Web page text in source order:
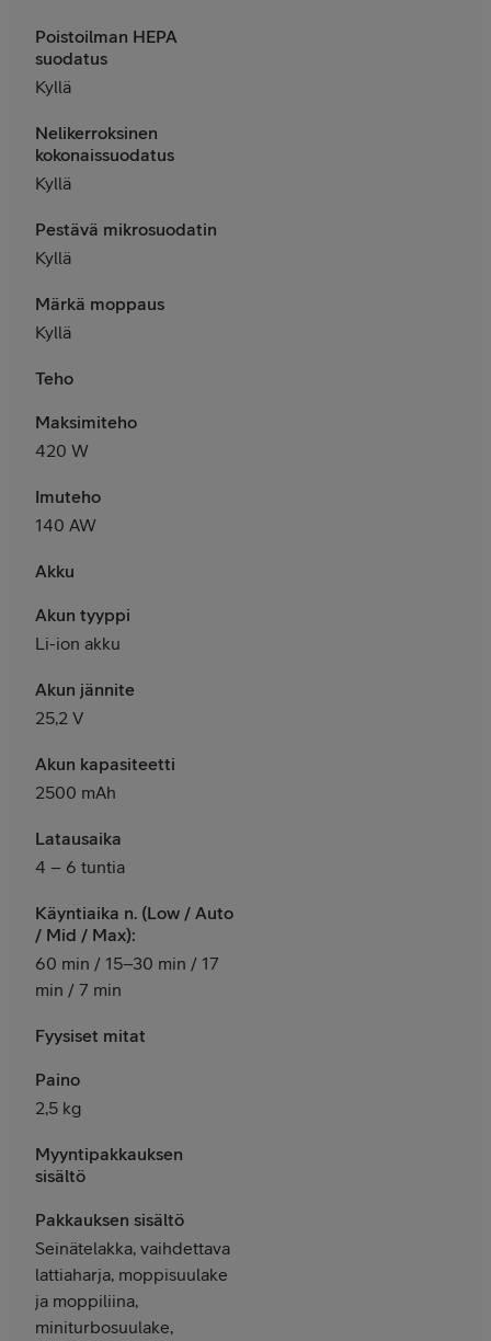
Poistoilman HEPA
suodatus
Kyllä
Nelikerroksinen
kokonaissuodatus
Kyllä
Pestävä mikrosuodatin
Kyllä
Märkä moppaus
Kyllä
Teho
Maksimiteho
420 W
Imuteho
140 AW
Akku
Akun tyyppi
Li-ion akku
Akun jännite
25,2 V
Akun kapasiteetti
2500 mAh
Latausaika
4 – 6 tuntia
Käyntiaika n. (Low / Auto
/ Mid / Max):
60 min / 15–30 min / 17
min / 7 min
Fyysiset mitat
Paino
2,5 kg
Myyntipakkauksen
sisältö
Pakkauksen sisältö
Seinätelakka, vaihdettava
lattiaharja, moppisuulake
ja moppiliina,
miniturbosuulake,